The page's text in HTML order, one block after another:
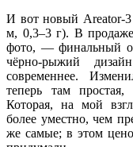
И вот новый Areator-
м, 0,3–3 г). В
фото, — финальный
чёрно-рыжий
современнее.
теперь там
Которая, на мой
более уместно, чем
же самые; в этом